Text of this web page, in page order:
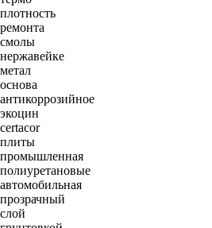
плотность
ремонта
смолы
нержавейке
метал
основа
антикоррозийное
экоцин
certacor
плиты
промышленная
полиуретановые
автомобильная
прозрачный
слой